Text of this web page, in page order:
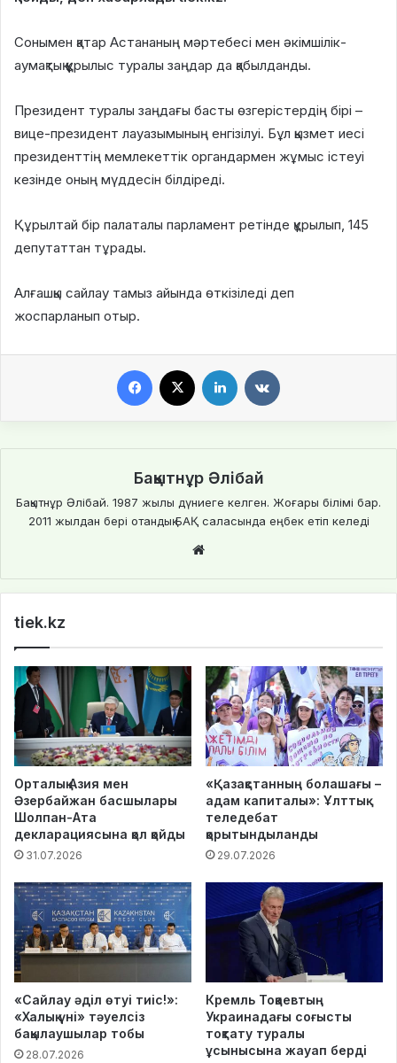
Сонымен қатар Астананың мәртебесі мен әкімшілік-
аумақтық құрылыс туралы заңдар да қабылданды.
Президент туралы заңдағы басты өзгерістердің бірі –
вице-президент лауазымының енгізілуі. Бұл қызмет иесі
президенттің мемлекеттік органдармен жұмыс істеуі
кезінде оның мүддесін білдіреді.
Құрылтай бір палаталы парламент ретінде құрылып, 145
депутаттан тұрады.
Алғашқы сайлау тамыз айында өткізіледі деп
жоспарланып отыр.
Бақытнұр Әлібай
Бақытнұр Әлібай. 1987 жылы дүниеге келген. Жоғары білімі бар.
2011 жылдан бері отандық БАҚ саласында еңбек етіп келеді
te
tiek.kz
Орталық Азия мен
Әзербайжан басшылары
Шолпан-Ата
декларациясына қол қойды
31.07.2026
«Қазақстанның болашағы –
адам капиталы»: Ұлттық
теледебат
қорытындыланды
29.07.2026
«Сайлау әділ өтуі тиіс!»:
«Халық үні» тәуелсіз
бақылаушылар тобы
28.07.2026
Кремль Тоқаевтың
Украинадағы соғысты
тоқтату туралы
ұсынысына жауап берді